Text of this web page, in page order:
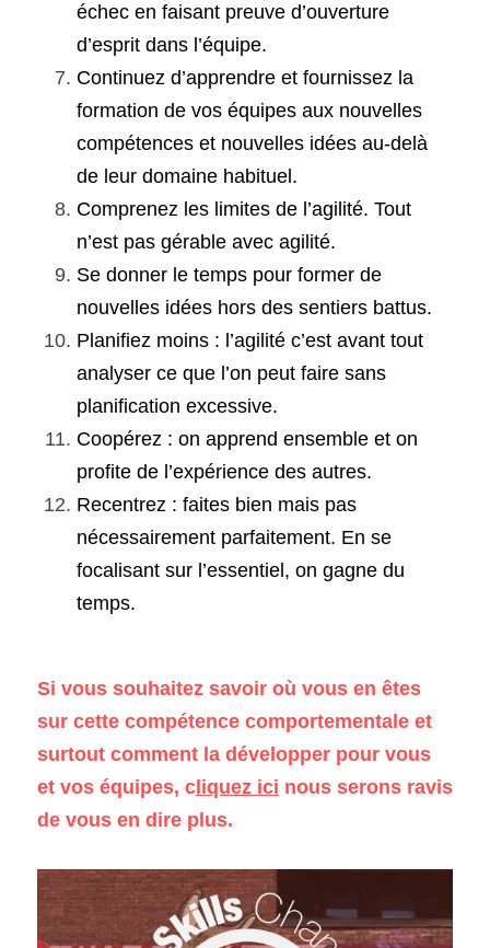
échec en faisant preuve d’ouverture
d’esprit dans l’équipe.
Continuez d’apprendre et fournissez la
formation de vos équipes aux nouvelles
compétences et nouvelles idées au-delà
de leur domaine habituel.
Comprenez les limites de l’agilité. Tout
n’est pas gérable avec agilité.
Se donner le temps pour former de
nouvelles idées hors des sentiers battus.
Planifiez moins : l’agilité c’est avant tout
analyser ce que l’on peut faire sans
planification excessive.
Coopérez : on apprend ensemble et on
profite de l’expérience des autres.
Recentrez : faites bien mais pas
nécessairement parfaitement. En se
focalisant sur l’essentiel, on gagne du
temps.
Si vous souhaitez savoir où vous en êtes
sur cette compétence comportementale et
surtout comment la développer pour vous
et vos équipes, c liquez ici nous serons ravis
de vous en dire plus.